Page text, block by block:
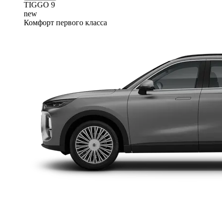
TIGGO 9
new
Комфорт первого класса